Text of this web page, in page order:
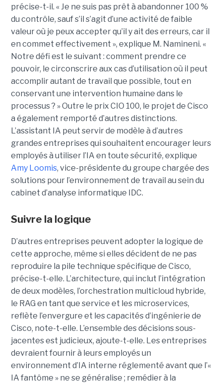
précise-t-il. « Je ne suis pas prêt à abandonner 100 %
du contrôle, sauf s’il s’agit d’une activité de faible
valeur où je peux accepter qu’il y ait des erreurs, car il
en commet effectivement », explique M. Namineni. «
Notre défi est le suivant : comment prendre ce
pouvoir, le circonscrire aux cas d’utilisation où il peut
accomplir autant de travail que possible, tout en
conservant une intervention humaine dans le
processus ? »Outre le prix CIO 100, le projet de Cisco
a également remporté d’autres distinctions.
L’assistant IA peut servir de modèle à d’autres
grandes entreprises qui souhaitent encourager leurs
employés à utiliser l’IA en toute sécurité, explique
Amy Loomis, vice-présidente du groupe chargée des
solutions pour l’environnement de travail au sein du
cabinet d’analyse informatique IDC.
Suivre la logique
D’autres entreprises peuvent adopter la logique de
cette approche, même si elles décident de ne pas
reproduire la pile technique spécifique de Cisco,
précise-t-elle. L’architecture, qui inclut l’intégration
de deux modèles, l’orchestration multicloud hybride,
le RAG en tant que service et les microservices,
reflète l’envergure et les capacités d’ingénierie de
Cisco, note-t-elle. L’ensemble des décisions sous-
jacentes est judicieux, ajoute-t-elle. Les entreprises
devraient fournir à leurs employés un
environnement d’IA interne réglementé avant que l’«
IA fantôme » ne se généralise ; remédier à la